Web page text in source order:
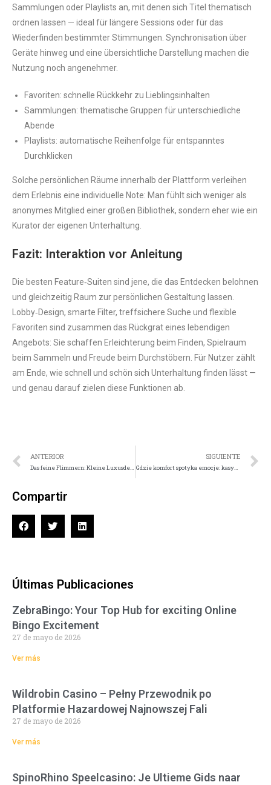
Sammlungen oder Playlists an, mit denen sich Titel thematisch
ordnen lassen — ideal für längere Sessions oder für das
Wiederfinden bestimmter Stimmungen. Synchronisation über
Geräte hinweg und eine übersichtliche Darstellung machen die
Nutzung noch angenehmer.
Favoriten: schnelle Rückkehr zu Lieblingsinhalten
Sammlungen: thematische Gruppen für unterschiedliche
Abende
Playlists: automatische Reihenfolge für entspanntes
Durchklicken
Solche persönlichen Räume innerhalb der Plattform verleihen
dem Erlebnis eine individuelle Note: Man fühlt sich weniger als
anonymes Mitglied einer großen Bibliothek, sondern eher wie ein
Kurator der eigenen Unterhaltung.
Fazit: Interaktion vor Anleitung
Die besten Feature‑Suiten sind jene, die das Entdecken belohnen
und gleichzeitig Raum zur persönlichen Gestaltung lassen.
Lobby‑Design, smarte Filter, treffsichere Suche und flexible
Favoriten sind zusammen das Rückgrat eines lebendigen
Angebots: Sie schaffen Erleichterung beim Finden, Spielraum
beim Sammeln und Freude beim Durchstöbern. Für Nutzer zählt
am Ende, wie schnell und schön sich Unterhaltung finden lässt —
und genau darauf zielen diese Funktionen ab.
ANTERIOR
Das feine Flimmern: Kleine Luxusdetails der Online-Casino-Unterhaltung
SIGUIENTE
Gdzie komfort spotyka emocje: kasyno online zaprojektowane wokół wsparcia
Compartir
Últimas Publicaciones
ZebraBingo: Your Top Hub for exciting Online
Bingo Excitement
27 de mayo de 2026
Ver más
Wildrobin Casino – Pełny Przewodnik po
Platformie Hazardowej Najnowszej Fali
27 de mayo de 2026
Ver más
SpinoRhino Speelcasino: Je Ultieme Gids naar